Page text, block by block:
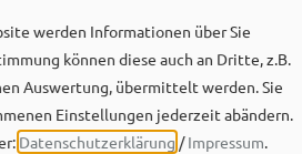
werden Informationen über Sie
können diese auch an Dritte, z.B.
Auswertung, übermittelt werden. Sie
Einstellungen jederzeit abändern.
Datenschutzerklärung /Impressum.